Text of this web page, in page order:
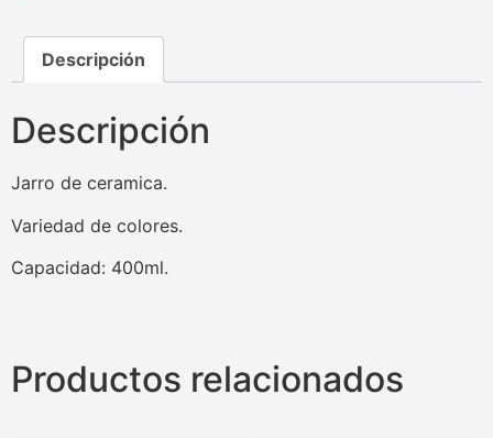
Descripción
Descripción
Jarro de ceramica.
Variedad de colores.
Capacidad: 400ml.
Productos relacionados